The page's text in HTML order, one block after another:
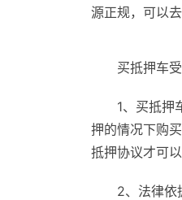
源正规，可以
买抵押车
1、买抵押
押的情况下购
抵押协议才可以
2、法律依